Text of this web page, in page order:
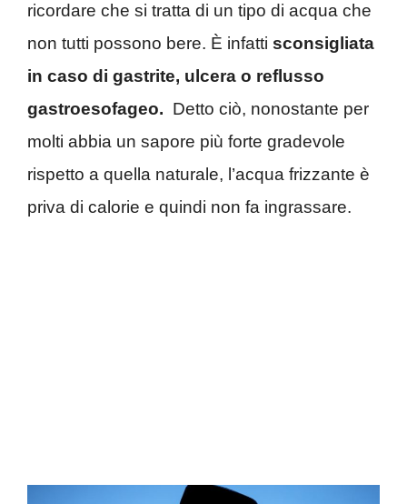
ricordare che si tratta di un tipo di acqua che
non tutti possono bere. È infatti sconsigliata
in caso di gastrite, ulcera o reflusso
gastroesofageo. Detto ciò, nonostante per
molti abbia un sapore più forte gradevole
rispetto a quella naturale, l’acqua frizzante è
priva di calorie e quindi non fa ingrassare.